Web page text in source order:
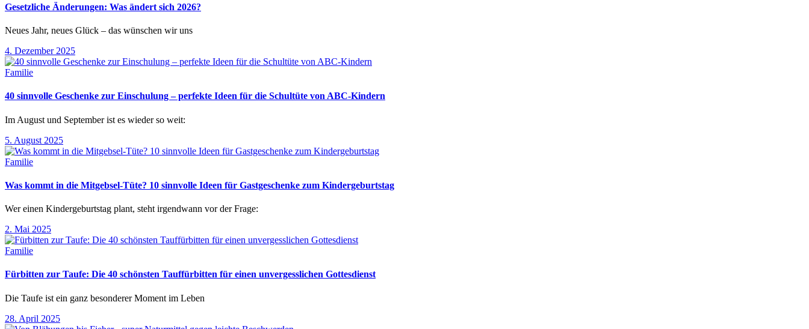
Gesetzliche Änderungen: Was ändert sich 2026?
Neues Jahr, neues Glück – das wünschen wir uns
4. Dezember 2025
Familie
40 sinnvolle Geschenke zur Einschulung – perfekte Ideen für die Schultüte von ABC-Kindern
Im August und September ist es wieder so weit:
5. August 2025
Familie
Was kommt in die Mitgebsel-Tüte? 10 sinnvolle Ideen für Gastgeschenke zum Kindergeburtstag
Wer einen Kindergeburtstag plant, steht irgendwann vor der Frage:
2. Mai 2025
Familie
Fürbitten zur Taufe: Die 40 schönsten Tauffürbitten für einen unvergesslichen Gottesdienst
Die Taufe ist ein ganz besonderer Moment im Leben
28. April 2025